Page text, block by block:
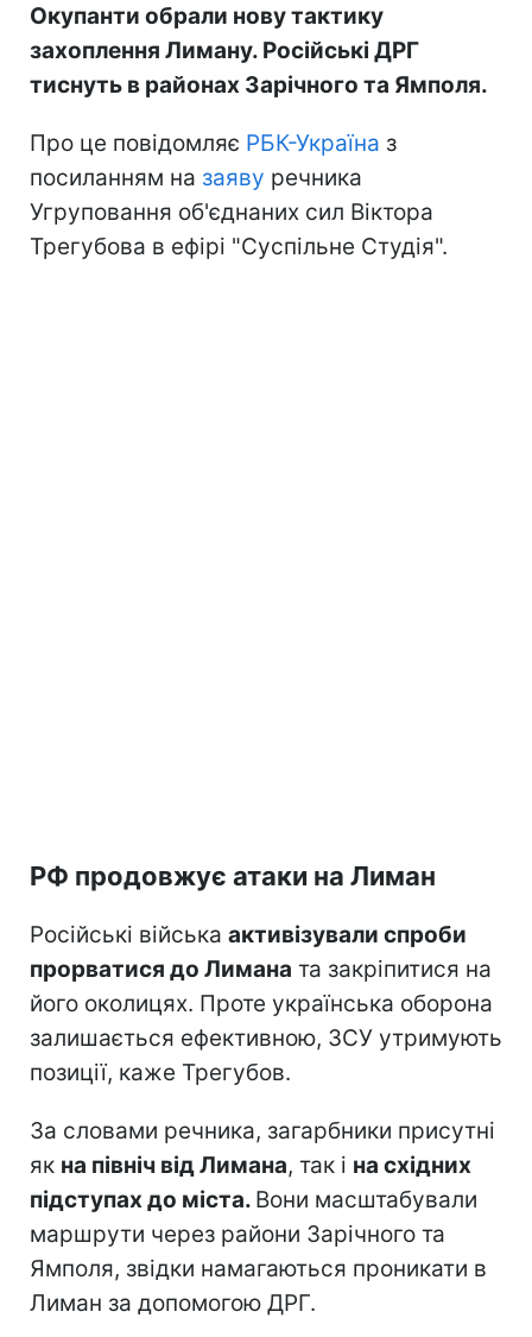
Окупанти обрали нову тактику
захоплення Лиману. Російські ДРГ
тиснуть в районах Зарічного та Ямполя.
Про це повідомляє РБК-Україна з
посиланням на заяву речника
Угруповання об'єднаних сил Віктора
Трегубова в ефірі "Суспільне Студія".
РФ продовжує атаки на Лиман
Російські війська активізували спроби
прорватися до Лимана та закріпитися на
його околицях. Проте українська оборона
залишається ефективною, ЗСУ утримують
позиції, каже Трегубов.
За словами речника, загарбники присутні
як на північ від Лимана, так і на східних
підступах до міста. Вони масштабували
маршрути через райони Зарічного та
Ямполя, звідки намагаються проникати в
Лиман за допомогою ДРГ.